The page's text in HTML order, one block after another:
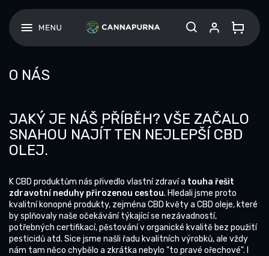
obsah
O NÁS
JAKÝ JE NÁŠ PŘÍBĚH? VŠE ZAČALO
SNAHOU NAJÍT TEN NEJLEPŠÍ CBD
OLEJ.
K CBD produktům nás přivedlo vlastní zdraví a touha řešit
zdravotní neduhy přirozenou cestou. Hledali jsme proto
kvalitní konopné produkty, zejména CBD květy a CBD oleje, které
by splňovaly naše očekávání týkající se nezávadností,
potřebných certifikací, pěstování v organické kvalitě bez použití
pesticidů atd. Sice jsme našli řadu kvalitních výrobků, ale vždy
nám tam něco chybělo a zkrátka nebylo "to pravé ořechové". I